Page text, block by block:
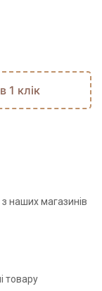
в 1 клік
наших магазинів
товару